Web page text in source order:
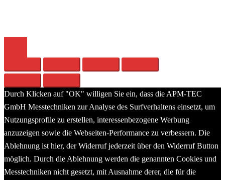
Close
Durch Klicken auf "OK" willigen Sie ein, dass die APM-TEC
GmbH Messtechniken zur Analyse des Surfverhaltens einsetzt, um
Nutzungsprofile zu erstellen, interessenbezogene Werbung
anzuzeigen sowie die Webseiten-Performance zu verbessern. Die
Ablehnung ist hier, der Widerruf jederzeit über den Widerruf Button
möglich. Durch die Ablehnung werden die genannten Cookies und
Messtechniken nicht gesetzt, mit Ausnahme derer, die für die